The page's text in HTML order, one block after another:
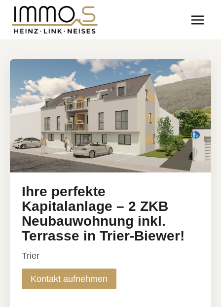
Skip
content
Ihre perfekte
Kapitalanlage – 2 ZKB
Neubauwohnung inkl.
Terrasse in Trier-Biewer!
Trier
Kontakt aufnehmen